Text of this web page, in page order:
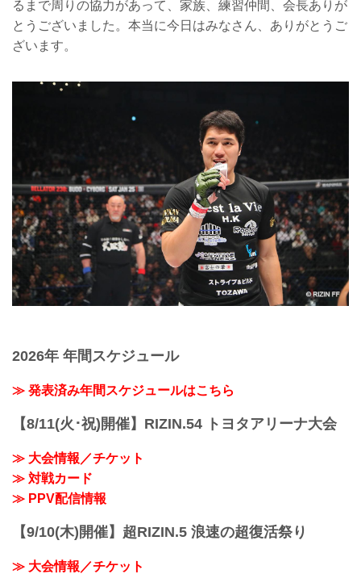
るまで周りの協力があって、家族、練習仲間、会長ありが
とうございました。本当に今日はみなさん、ありがとうご
ざいます。
2026年 年間スケジュール
≫ 発表済み年間スケジュールはこちら
【8/11(火･祝)開催】RIZIN.54 トヨタアリーナ大会
≫ 大会情報／チケット
≫ 対戦カード
≫ PPV配信情報
【9/10(木)開催】超RIZIN.5 浪速の超復活祭り
≫ 大会情報／チケット